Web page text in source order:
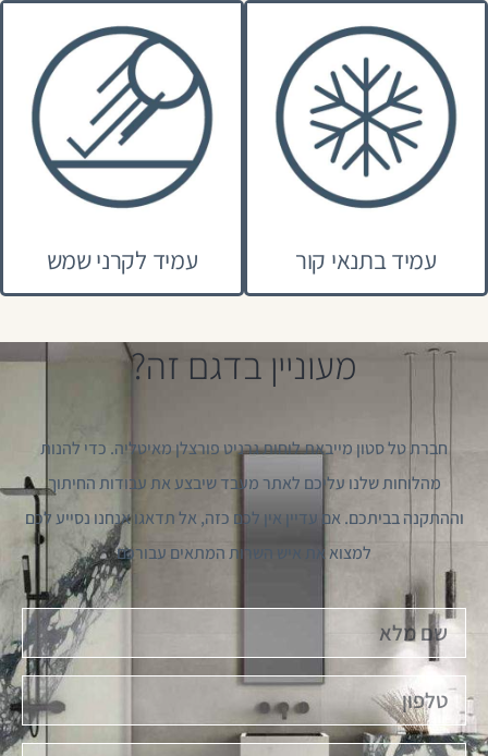
עמיד בתנאי קור עמיד לקרני שמש
מעוניין בדגם זה?
חברת טל סטון מייבאת לוחות גרניט פורצלן מאיטליה. כדי להנות
מהלוחות שלנו עליכם לאתר מעבד שיבצע את עבודות החיתוך
וההתקנה בביתכם. אם עדיין אין לכם כזה, אל תדאגו אנחנו נסייע לכם
למצוא את איש השרות המתאים עבורכם